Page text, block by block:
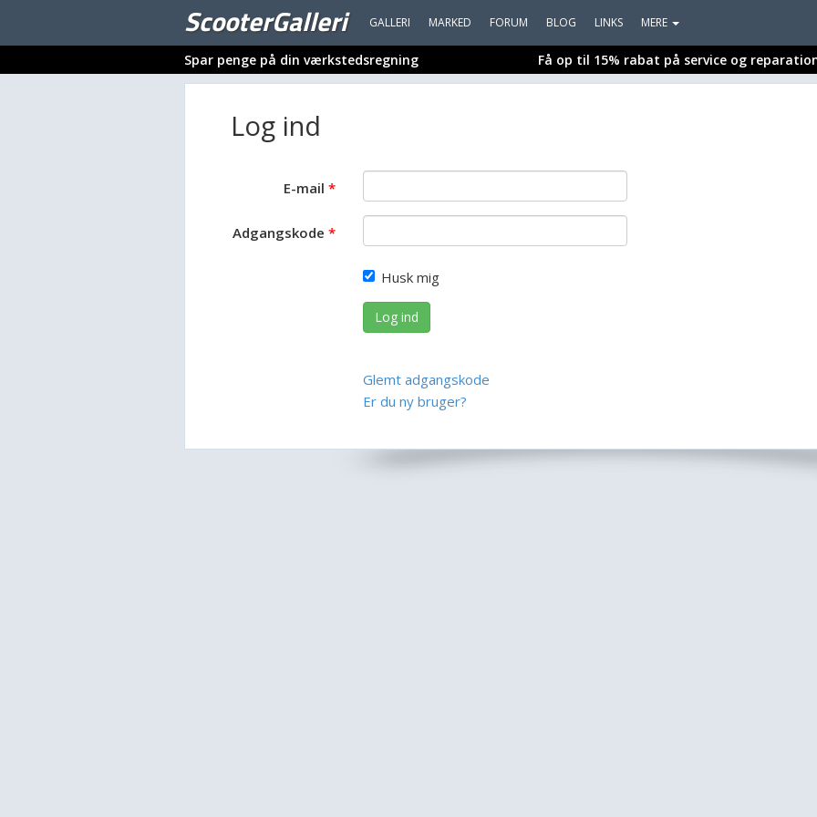
ScooterGalleri GALLERI MARKED FORUM BLOG LINKS MERE
Spar penge på din værkstedsregning Få op til 15% rabat på service og
Log ind
E-mail
Adgangskode
Husk mig
Log ind
Glemt adgangskode
Er du ny bruger?